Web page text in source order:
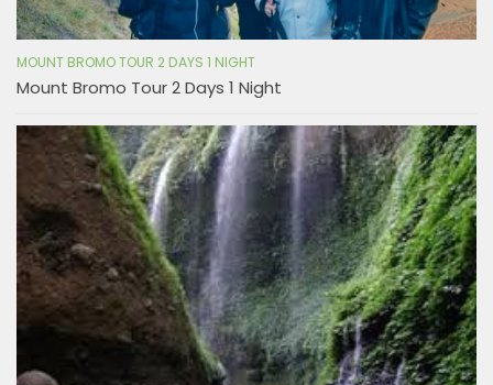
MOUNT BROMO TOUR 2 DAYS 1 NIGHT
Mount Bromo Tour 2 Days 1 Night